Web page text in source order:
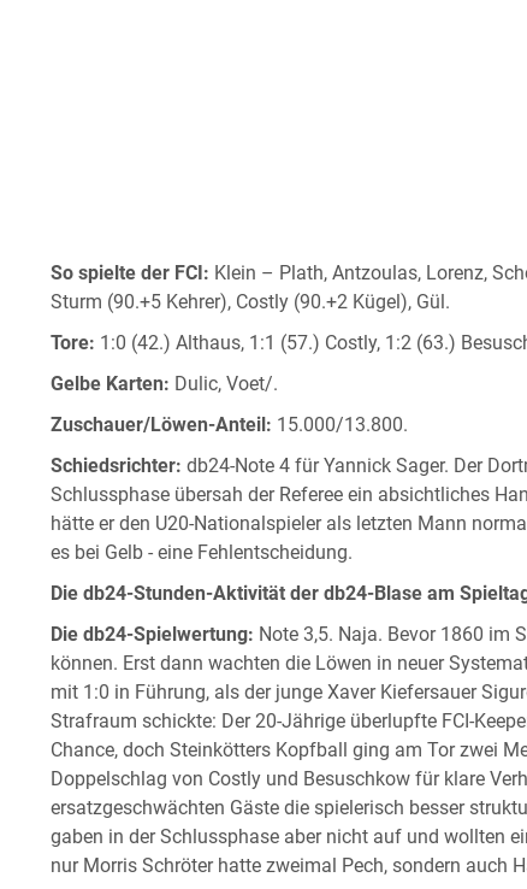
So spielte der FCI: Klein – Plath, Antzoulas, Lorenz,
Sturm (90.+5 Kehrer), Costly (90.+2 Kügel), Gül.
Tore: 1:0 (42.) Althaus, 1:1 (57.) Costly, 1:2 (63.)
Gelbe Karten: Dulic, Voet/.
Zuschauer/Löwen-Anteil: 15.000/13.800.
Schiedsrichter: db24-Note 4 für Yannick Sager. Der
Schlussphase übersah der Referee ein absichtliches
hätte er den U20-Nationalspieler als letzten Mann
es bei Gelb - eine Fehlentscheidung.
Die db24-Stunden-Aktivität der db24-Blase am
Die db24-Spielwertung: Note 3,5. Naja. Bevor 1860 im
können. Erst dann wachten die Löwen in neuer
mit 1:0 in Führung, als der junge Xaver Kiefersauer
Strafraum schickte: Der 20-Jährige überlupfte FCI-
Chance, doch Steinkötters Kopfball ging am Tor zwei
Doppelschlag von Costly und Besuschkow für klare
ersatzgeschwächten Gäste die spielerisch besser
gaben in der Schlussphase aber nicht auf und wollten
nur Morris Schröter hatte zweimal Pech, sondern auch